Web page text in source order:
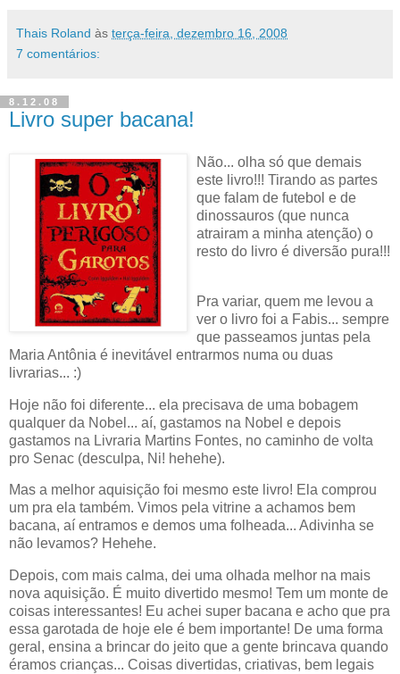
Thais Roland às terça-feira, dezembro 16, 2008
7 comentários:
8.12.08
Livro super bacana!
Não... olha só que demais
este livro!!! Tirando as partes
que falam de futebol e de
dinossauros (que nunca
atrairam a minha atenção) o
resto do livro é diversão pura!!!
Pra variar, quem me levou a
ver o livro foi a Fabis... sempre
que passeamos juntas pela
Maria Antônia é inevitável entrarmos numa ou duas
livrarias... :)
Hoje não foi diferente... ela precisava de uma bobagem
qualquer da Nobel... aí, gastamos na Nobel e depois
gastamos na Livraria Martins Fontes, no caminho de volta
pro Senac (desculpa, Ni! hehehe).
Mas a melhor aquisição foi mesmo este livro! Ela comprou
um pra ela também. Vimos pela vitrine a achamos bem
bacana, aí entramos e demos uma folheada... Adivinha se
não levamos? Hehehe.
Depois, com mais calma, dei uma olhada melhor na mais
nova aquisição. É muito divertido mesmo! Tem um monte de
coisas interessantes! Eu achei super bacana e acho que pra
essa garotada de hoje ele é bem importante! De uma forma
geral, ensina a brincar do jeito que a gente brincava quando
éramos crianças... Coisas divertidas, criativas, bem legais